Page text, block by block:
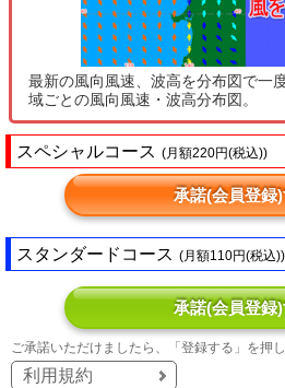
最新の風向風速、波高を分布図で一
域ごとの風向風速・波高分布図。
スペシャルコース (月額220円(税込))
承諾(会員登録
スタンダードコース (月額110円(税込))
承諾(会員登録
ご承諾いただけましたら、「登録する」を押し
利用規約